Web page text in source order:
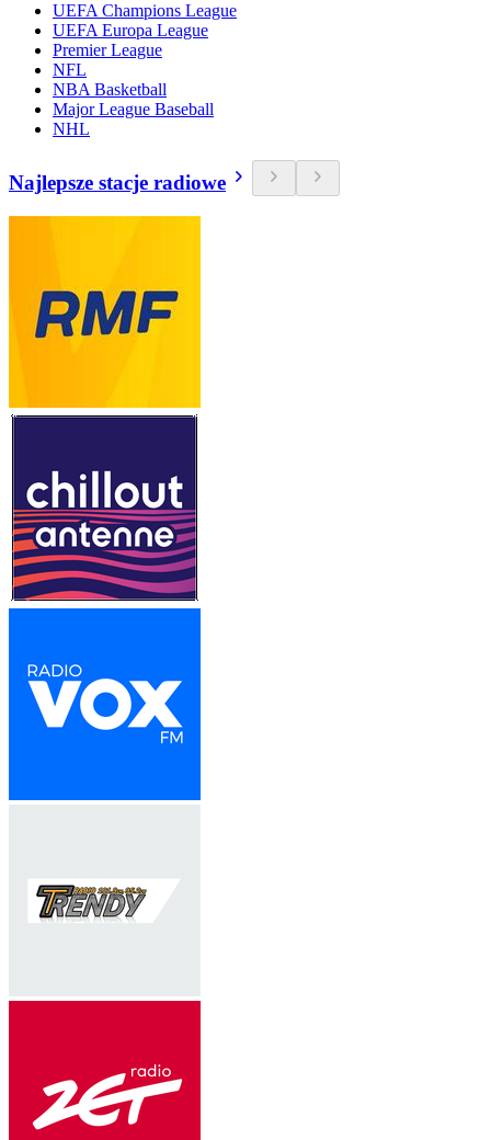
UEFA Champions League
UEFA Europa League
Premier League
NFL
NBA Basketball
Major League Baseball
NHL
Najlepsze stacje radiowe